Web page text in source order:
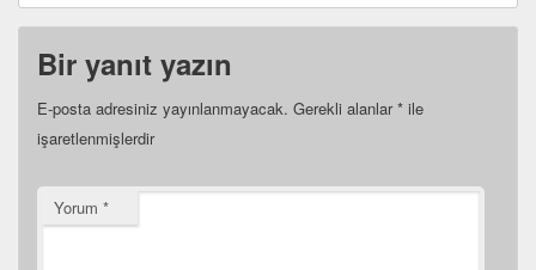
Bir yanıt yazın
E-posta adresiniz yayınlanmayacak. Gerekli alanlar* ile
işaretlenmişlerdir
Yorum *